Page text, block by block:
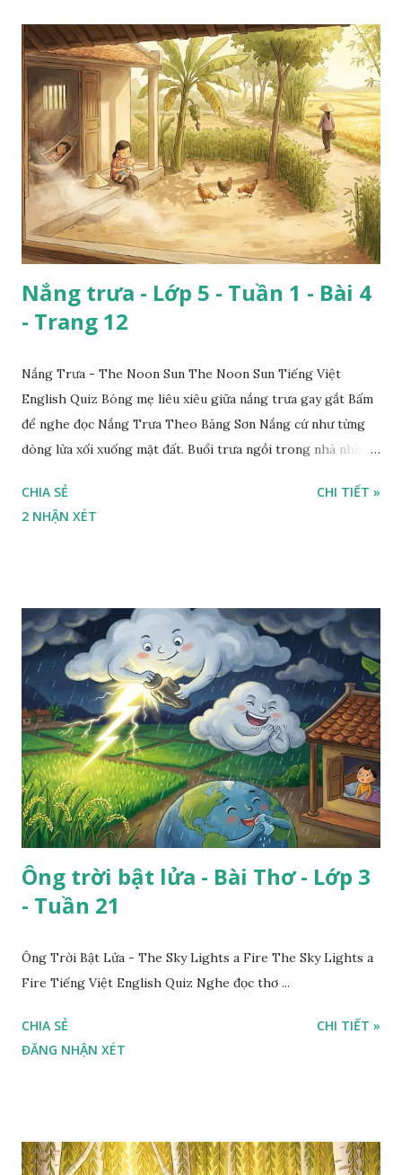
Nắng trưa - Lớp 5 - Tuần 1 - Bài 4
- Trang 12
Nắng Trưa - The Noon Sun The Noon Sun Tiếng Việt
English Quiz Bóng mẹ liêu xiêu giữa nắng trưa gay gắt Bấm
để nghe đọc Nắng Trưa Theo Băng Sơn Nắng cứ như từng
dòng lửa xối xuống mặt đất. Buổi trưa ngồi trong nhà nhìn
CHIA SẺ
2 NHẬN XÉT
CHI TIẾT »
Ông trời bật lửa - Bài Thơ - Lớp 3
- Tuần 21
Ông Trời Bật Lửa - The Sky Lights a Fire The Sky Lights a
Fire Tiếng Việt English Quiz Nghe đọc thơ ...
CHIA SẺ
ĐĂNG NHẬN XÉT
CHI TIẾT »